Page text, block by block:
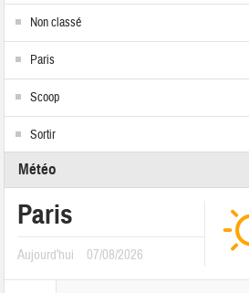
Non classé
Paris
Scoop
Sortir
Météo
Paris
Aujourd'hui 07/08/2026